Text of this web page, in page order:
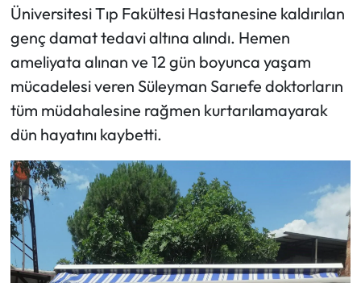
Üniversitesi Tıp Fakültesi Hastanesine kaldırılan
genç damat tedavi altına alındı. Hemen
ameliyata alınan ve 12 gün boyunca yaşam
mücadelesi veren Süleyman Sarıefe doktorların
tüm müdahalesine rağmen kurtarılamayarak
dün hayatını kaybetti.